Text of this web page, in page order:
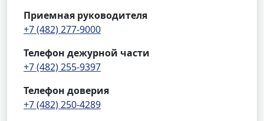
Приемная руководителя
+7 (482) 277-9000
Телефон дежурной части
+7 (482) 255-9397
Телефон доверия
+7 (482) 250-4289